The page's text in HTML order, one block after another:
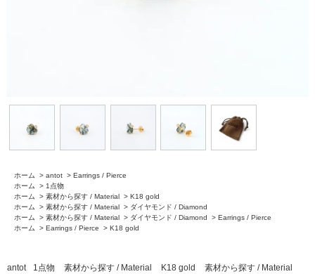
ホーム > antot > Earrings / Pierce
ホーム
> 1点物
ホーム
> 素材から探す / Material > K18 gold
ホーム
> 素材から探す / Material > ダイヤモンド / Diamond
ホーム
> 素材から探す / Material > ダイヤモンド / Diamond > Earrings / Pierce
ホーム
> Earrings / Pierce > K18 gold
antot 1点物 素材から探す / Material K18 gold
素材から探す / Material